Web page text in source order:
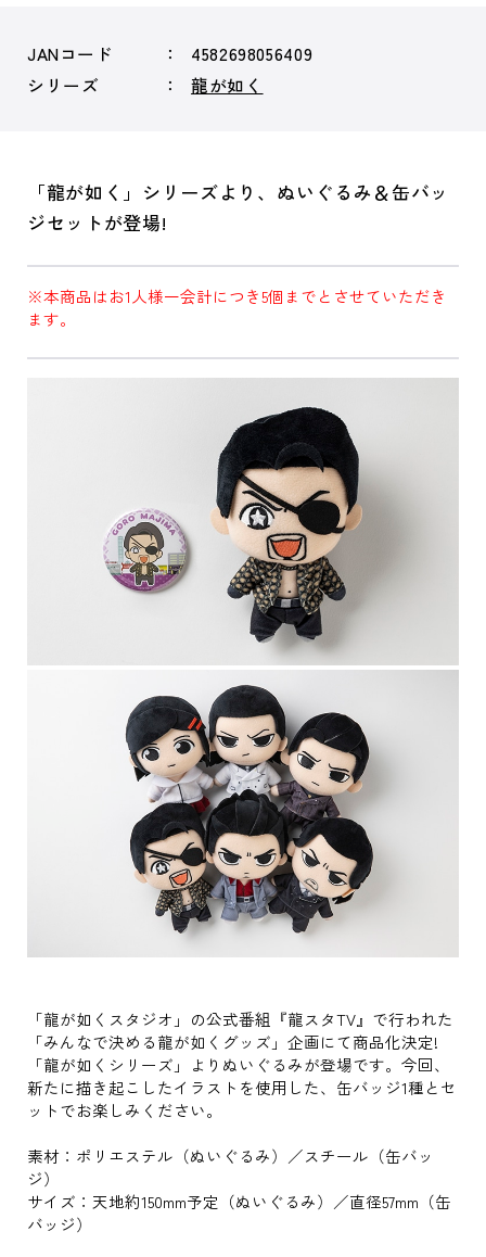
JANコード
4582698056409
シリーズ
龍が如く
「龍が如く」シリーズより、ぬいぐるみ＆缶バッ
ジセットが登場!
※本商品はお1人様一会計につき5個までとさせていただき
ます。
「龍が如くスタジオ」の公式番組『龍スタTV』で行われた
「みんなで決める龍が如くグッズ」企画にて商品化決定!
「龍が如くシリーズ」よりぬいぐるみが登場です。今回、
新たに描き起こしたイラストを使用した、缶バッジ1種とセ
ットでお楽しみください。
素材：ポリエステル（ぬいぐるみ）／スチール（缶バッ
ジ）
サイズ：天地約150mm予定（ぬいぐるみ）／直径57mm（缶
バッジ）